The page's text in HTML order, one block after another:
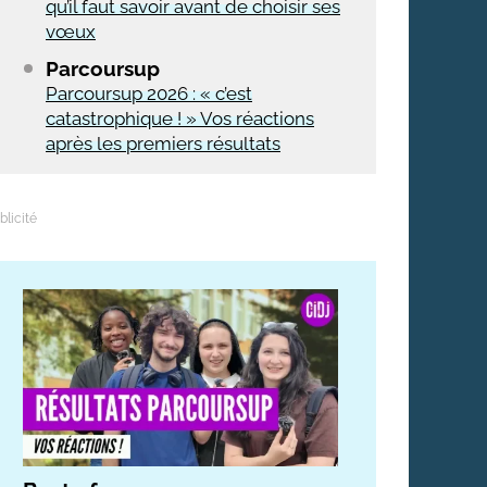
qu’il faut savoir avant de choisir ses
vœux
Parcoursup
Parcoursup 2026 : « c’est
catastrophique ! » Vos réactions
après les premiers résultats